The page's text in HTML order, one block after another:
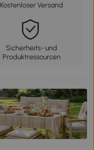
Kostenloser Versand
Sicherheits- und
Produktressourcen